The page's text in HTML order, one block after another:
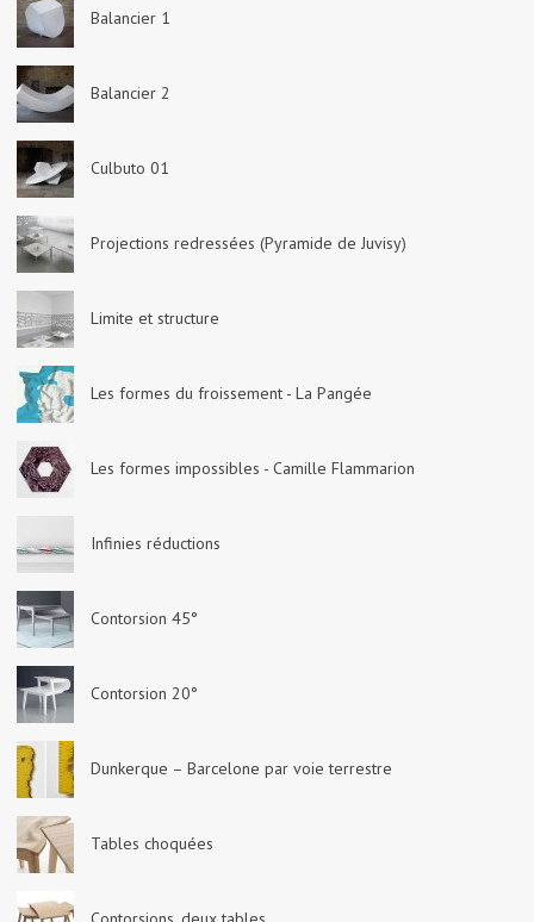
Balancier 1
Balancier 2
Culbuto 01
Projections redressées (Pyramide de Juvisy)
Limite et structure
Les formes du froissement - La Pangée
Les formes impossibles - Camille Flammarion
Infinies réductions
Contorsion 45°
Contorsion 20°
Dunkerque – Barcelone par voie terrestre
Tables choquées